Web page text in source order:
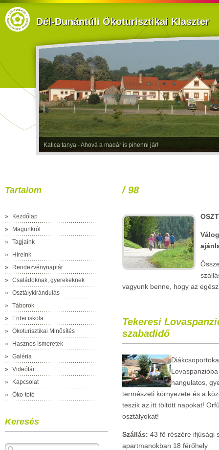
Dél-Dunántúli Ökoturisztikai Klaszter
Katica tanya - Ahová a madár is pihenni jár!
Tartalom
»
Kezdőlap
»
Magunkról
»
Tagjaink
»
Híreink
»
Rendezvénynaptár
»
Családoknak, gyerekeknek
»
Osztálykirándulás
»
Táborok
»
Erdei iskola
»
Ökoturisztikai Minősítés
»
Hasznos Ismeretek
»
Galéria
»
Videótár
»
Kapcsolat
»
Öko-totó
Keresés
/ 98
vagyunk benne, hogy az
Tekeresi
szabadidő
hangulatos,
természeti környezete és a
teszik az itt töltött napokat!
osztályokat!
Szállás: 43 fő részére ifjúsági
apartmanokban 18 férőhely